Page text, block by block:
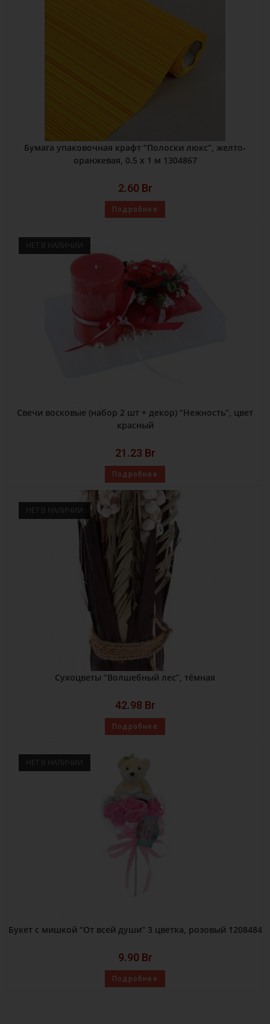
Бумага упаковочная крафт “Полоски люкс”, желто-
оранжевая, 0.5 х 1 м 1304867
2.60 Br
Подробнее
НЕТ В НАЛИЧИИ
Свечи восковые (набор 2 шт + декор) “Нежность”, цвет
красный
21.23 Br
Подробнее
НЕТ В НАЛИЧИИ
Сухоцветы “Волшебный лес”, тёмная
42.98 Br
Подробнее
НЕТ В НАЛИЧИИ
Букет с мишкой “От всей души” 3 цветка, розовый 1208484
9.90 Br
Подробнее